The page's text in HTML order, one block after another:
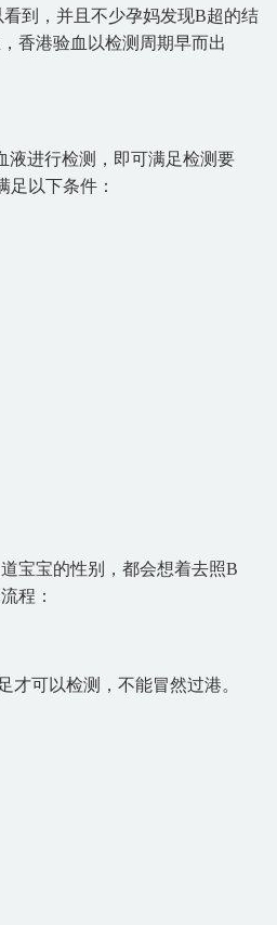
到，并且不少孕妈发现B超的结
香港验血以检测周期早而出
液进行检测，即可满足检测要
以下条件：
宝宝的性别，都会想着去照B
程：
才可以检测，不能冒然过港。